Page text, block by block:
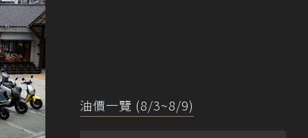
油價一覽 (8/3~8/9)